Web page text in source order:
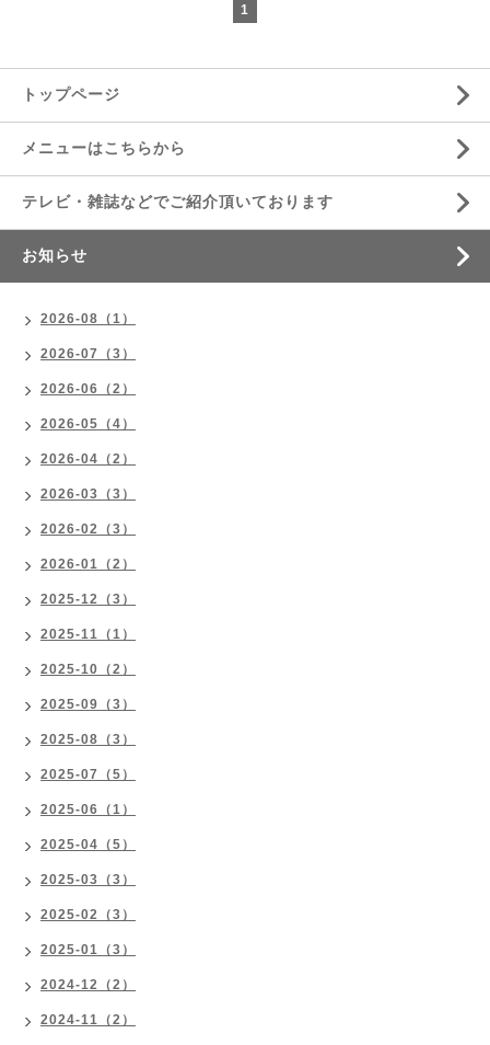
1
トップページ
メニューはこちらから
テレビ・雑誌などでご紹介頂いております
お知らせ
2026-08（1）
2026-07（3）
2026-06（2）
2026-05（4）
2026-04（2）
2026-03（3）
2026-02（3）
2026-01（2）
2025-12（3）
2025-11（1）
2025-10（2）
2025-09（3）
2025-08（3）
2025-07（5）
2025-06（1）
2025-04（5）
2025-03（3）
2025-02（3）
2025-01（3）
2024-12（2）
2024-11（2）